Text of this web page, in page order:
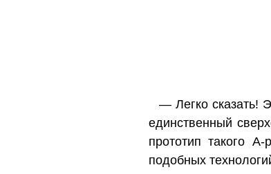
— Легко сказать!
единственный
прототип такого
подобных